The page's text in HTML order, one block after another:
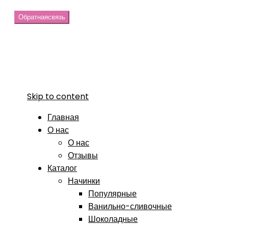
Обратнаясвязь
Skip to content
Главная
О нас
О нас
Отзывы
Каталог
Начинки
Популярные
Ванильно-сливочные
Шоколадные